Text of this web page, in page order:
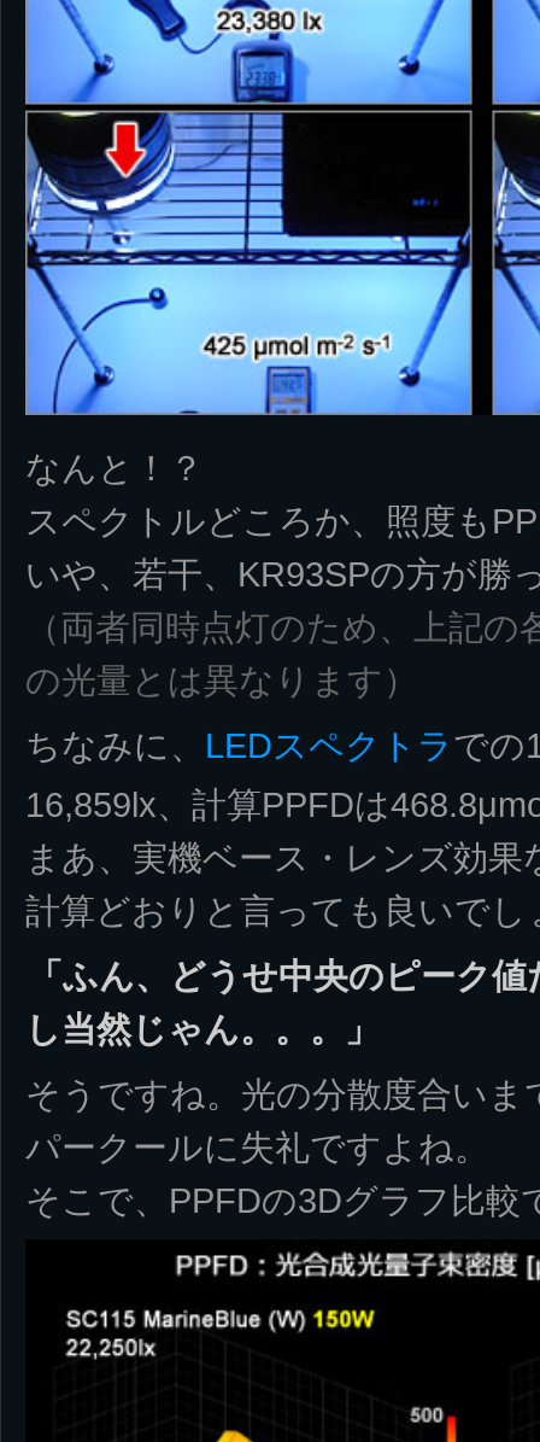
なんと！？
スペクトルどころか、照度も
いや、若干、KR93SPの方が勝
（両者同時点灯のため、上記
の光量とは異なります）
ちなみに、 LEDスペクトラでの
16,859lx、計算PPFDは
まあ、実機ベース・レンズ効
計算どおりと言っても良いでし
「ふん、どうせ中央のピーク
し当然じゃん。。。」
そうですね。光の分散度合い
パークールに失礼ですよね。
そこで、PPFDの3Dグラフ比較